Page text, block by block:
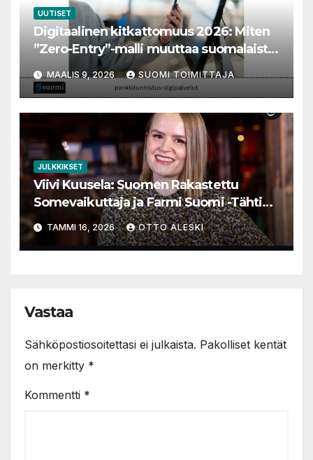
UUTISET
Digitaalinen kitkattomuus 2026: Miten
”Zero-Entry”-malli muuttaa suomalaista
verkkotaloutta
MAALIS 9, 2026 SUOMI TOIMITTAJA
JULKKIKSET
Viivi Kuusela: Suomen Rakastettu
Somevaikuttaja ja Farmi Suomi -Tähtien
Matka
TAMMI 16, 2026 OTTO ALESKI
Vastaa
Sähköpostiosoitettasi ei julkaista. Pakolliset kentät
on merkitty *
Kommentti *